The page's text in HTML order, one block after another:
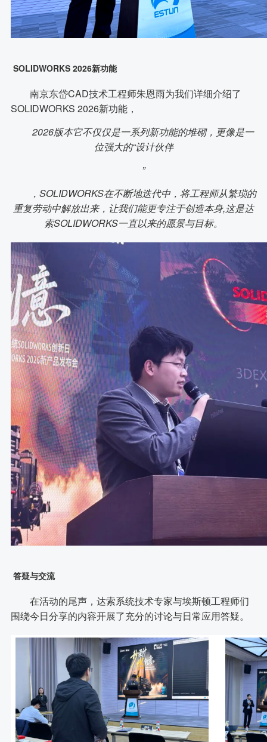
SOLIDWORKS 2026新功能
南京东岱CAD技术工程师朱恩雨为我们详细介绍了
SOLIDWORKS 2026新功能，
2026版本它不仅仅是一系列新功能的堆砌，更像是一
位强大的“设计伙伴
”
，SOLIDWORKS在不断地迭代中，将工程师从繁琐的
重复劳动中解放出来，让我们能更专注于创造本身,这是达
索SOLIDWORKS一直以来的愿景与目标。
答疑与交流
在活动的尾声，达索系统技术专家与埃斯顿工程师们
围绕今日分享的内容开展了充分的讨论与日常应用答疑。